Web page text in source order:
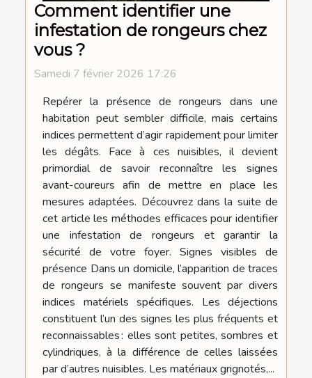
Comment identifier une
infestation de rongeurs chez
vous ?
Samedi 7 février 2026 17:26
Repérer la présence de rongeurs dans une
habitation peut sembler difficile, mais certains
indices permettent d’agir rapidement pour limiter
les dégâts. Face à ces nuisibles, il devient
primordial de savoir reconnaître les signes
avant-coureurs afin de mettre en place les
mesures adaptées. Découvrez dans la suite de
cet article les méthodes efficaces pour identifier
une infestation de rongeurs et garantir la
sécurité de votre foyer. Signes visibles de
présence Dans un domicile, l’apparition de traces
de rongeurs se manifeste souvent par divers
indices matériels spécifiques. Les déjections
constituent l’un des signes les plus fréquents et
reconnaissables : elles sont petites, sombres et
cylindriques, à la différence de celles laissées
par d’autres nuisibles. Les matériaux grignotés,...